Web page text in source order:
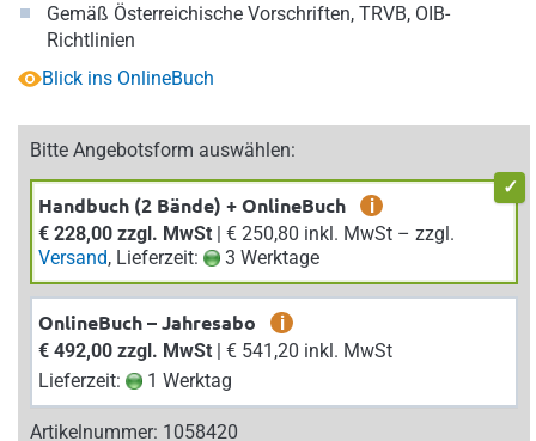
Gemäß Österreichische Vorschriften, TRVB, OIB-
Richtlinien
Blick ins OnlineBuch
Bitte Angebotsform auswählen:
Handbuch (2 Bände) + OnlineBuch
i
€ 228,00 zzgl. MwSt
| € 250,80 inkl. MwSt – zzgl.
Versand, Lieferzeit: 3 Werktage
OnlineBuch – Jahresabo
i
€ 492,00 zzgl. MwSt
| € 541,20 inkl. MwSt
Lieferzeit:
1 Werktag
Artikelnummer: 1058420